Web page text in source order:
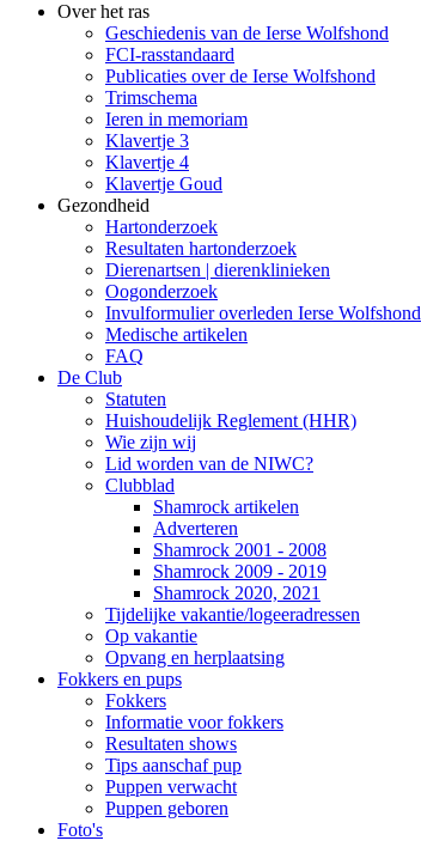
Over het ras
Geschiedenis van de Ierse Wolfshond
FCI-rasstandaard
Publicaties over de Ierse Wolfshond
Trimschema
Ieren in memoriam
Klavertje 3
Klavertje 4
Klavertje Goud
Gezondheid
Hartonderzoek
Resultaten hartonderzoek
Dierenartsen | dierenklinieken
Oogonderzoek
Invulformulier overleden Ierse Wolfshond
Medische artikelen
FAQ
De Club
Statuten
Huishoudelijk Reglement (HHR)
Wie zijn wij
Lid worden van de NIWC?
Clubblad
Shamrock artikelen
Adverteren
Shamrock 2001 - 2008
Shamrock 2009 - 2019
Shamrock 2020, 2021
Tijdelijke vakantie/logeeradressen
Op vakantie
Opvang en herplaatsing
Fokkers en pups
Fokkers
Informatie voor fokkers
Resultaten shows
Tips aanschaf pup
Puppen verwacht
Puppen geboren
Foto's